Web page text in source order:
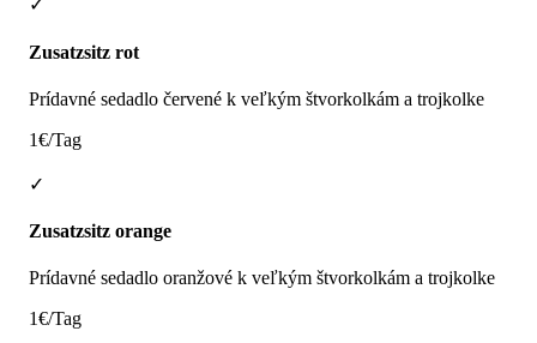
✓
Zusatzsitz rot
Prídavné sedadlo červené k veľkým štvorkolkám a trojkolke
1€/Tag
✓
Zusatzsitz orange
Prídavné sedadlo oranžové k veľkým štvorkolkám a trojkolke
1€/Tag